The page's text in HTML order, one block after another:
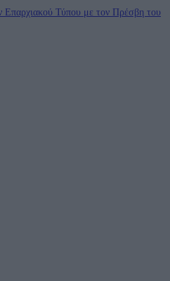
Τύπου με τον Πρέσβη του